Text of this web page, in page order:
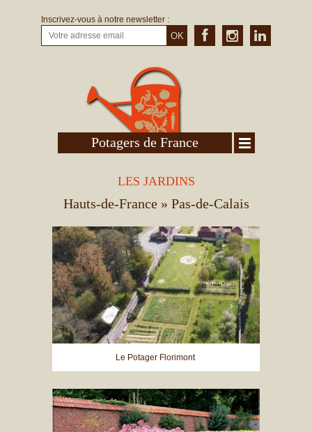
Inscrivez-vous à notre newsletter :
OK
Potagers de France
LES JARDINS
Hauts-de-France» Pas-de-Calais
Le Potager Florimont